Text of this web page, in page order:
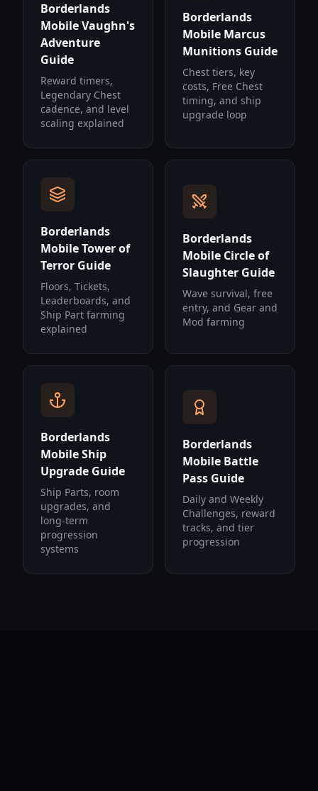
Borderlands
Mobile Vaughn's
Adventure
Guide
Reward timers,
Legendary Chest
cadence, and level
scaling explained
Borderlands
Mobile Marcus
Munitions Guide
Chest tiers, key
costs, Free Chest
timing, and ship
upgrade loop
Borderlands
Mobile Tower of
Terror Guide
Floors, Tickets,
Leaderboards, and
Ship Part farming
explained
Borderlands
Mobile Circle of
Slaughter Guide
Wave survival, free
entry, and Gear and
Mod farming
Borderlands
Mobile Ship
Upgrade Guide
Ship Parts, room
upgrades, and
long-term
progression
systems
Borderlands
Mobile Battle
Pass Guide
Daily and Weekly
Challenges, reward
tracks, and tier
progression